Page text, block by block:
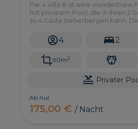
Par 4 Villa 8 ist eine wunderbare
mit privatem Pool, die in ihren 2
zu 4 Gäste beherbergen kann.
Golf Resort, einer einzigartigen
inmitten der Natur im Süden von
4 2
90m2
Privater
Ab nur
175,00 €/ Nacht